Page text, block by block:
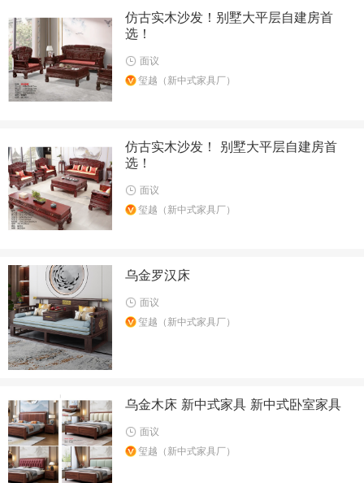
仿古实木沙发！别墅大平层自建房首
选！
面议
玺越（新中式家具厂）
仿古实木沙发！ 别墅大平层自建房首
选！
面议
玺越（新中式家具厂）
乌金罗汉床
面议
玺越（新中式家具厂）
乌金木床 新中式家具 新中式卧室家具
面议
玺越（新中式家具厂）